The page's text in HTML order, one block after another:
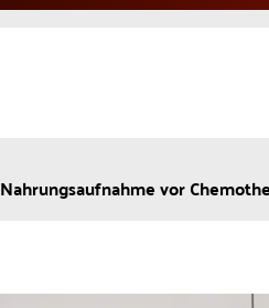
Nahrungsaufnahme vor